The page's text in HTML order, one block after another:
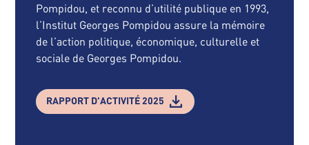
Pompidou, et reconnu d’utilité publique en 1993,
l’Institut Georges Pompidou assure la mémoire
de l’action politique, économique, culturelle et
sociale de Georges Pompidou.
RAPPORT D'ACTIVITÉ 2025